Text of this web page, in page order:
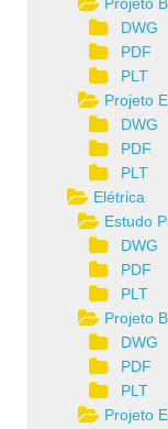
DWG
PDF
PLT
Projeto
DWG
PDF
PLT
Elétrica
Estudo
DWG
PDF
PLT
Projeto
DWG
PDF
PLT
Projeto